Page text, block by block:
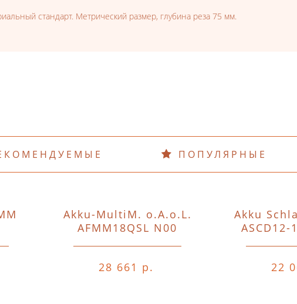
стандарт. Метрический размер, глубина реза 75 мм.
ПОПУЛЯРНЫЕ
Akku-MultiM. o.A.o.L.
AFMM18QSL N00
28 661 р.
Akku
ASCD12-
22